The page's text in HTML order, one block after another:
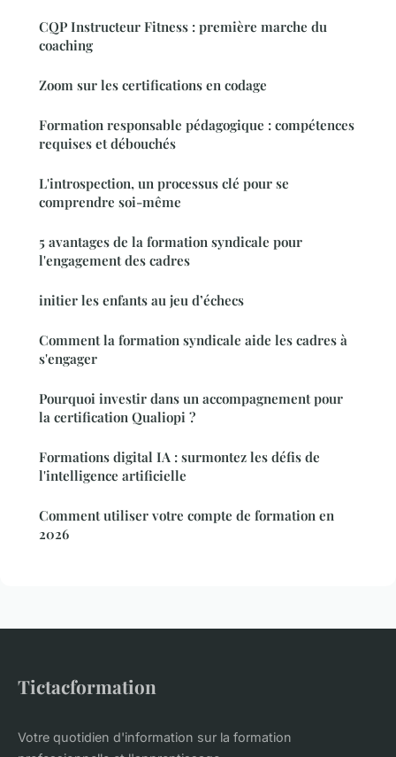
CQP Instructeur Fitness : première marche du
coaching
Zoom sur les certifications en codage
Formation responsable pédagogique : compétences
requises et débouchés
L'introspection, un processus clé pour se
comprendre soi-même
5 avantages de la formation syndicale pour
l'engagement des cadres
initier les enfants au jeu d’échecs
Comment la formation syndicale aide les cadres à
s'engager
Pourquoi investir dans un accompagnement pour
la certification Qualiopi ?
Formations digital IA : surmontez les défis de
l'intelligence artificielle
Comment utiliser votre compte de formation en
2026
Tictacformation
Votre quotidien d'information sur la formation